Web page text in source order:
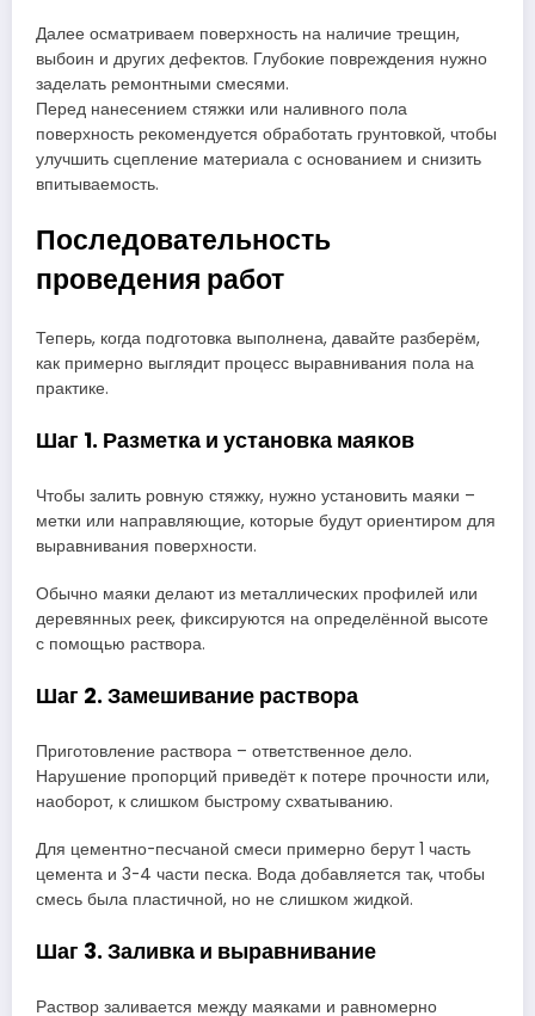
Далее осматриваем поверхность на наличие трещин,
выбоин и других дефектов. Глубокие повреждения нужно
заделать ремонтными смесями.
Перед нанесением стяжки или наливного пола
поверхность рекомендуется обработать грунтовкой, чтобы
улучшить сцепление материала с основанием и снизить
впитываемость.
Последовательность
проведения работ
Теперь, когда подготовка выполнена, давайте разберём,
как примерно выглядит процесс выравнивания пола на
практике.
Шаг 1. Разметка и установка маяков
Чтобы залить ровную стяжку, нужно установить маяки –
метки или направляющие, которые будут ориентиром для
выравнивания поверхности.
Обычно маяки делают из металлических профилей или
деревянных реек, фиксируются на определённой высоте
с помощью раствора.
Шаг 2. Замешивание раствора
Приготовление раствора – ответственное дело.
Нарушение пропорций приведёт к потере прочности или,
наоборот, к слишком быстрому схватыванию.
Для цементно-песчаной смеси примерно берут 1 часть
цемента и 3-4 части песка. Вода добавляется так, чтобы
смесь была пластичной, но не слишком жидкой.
Шаг 3. Заливка и выравнивание
Раствор заливается между маяками и равномерно